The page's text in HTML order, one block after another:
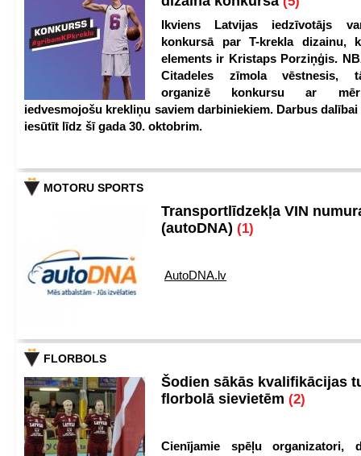
Ikviens Latvijas iedzīvotājs
konkursā par T-krekla dizainu,
elements ir Kristaps Porziņģis.
Citadeles zīmola vēstnesis,
organizē konkursu ar
iedvesmojošu krekliņu saviem darbiniekiem. Darbus
iesūtīt līdz šī gada 30. oktobrim.
MOTORU SPORTS
Transportlīdzekļa VIN
(autoDNA) (1)
AutoDNA.lv
FLORBOLS
Šodien sākās kvalifikācijas
florbolā sievietēm (2)
Cienījamie spēļu organizatori,